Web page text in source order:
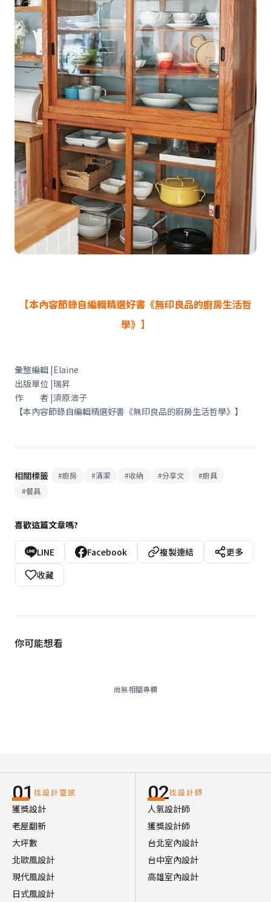
【本內容節錄自編輯精選好書《無印良品的廚房生活哲
學》】
彙整編輯 |Elaine
出版單位 |瑞昇
作 者 |須原浩子
【本內容節錄自編輯精選好書《無印良品的廚房生活哲學》】
相關標籤 #廚房 #清潔 #收納 #分享文 #廚具
#餐具
喜歡這篇文章嗎?
LINE Facebook 複製連結
更多
收藏
你可能想看
尚無相關專欄
01 找設計靈感
獲獎設計
老屋翻新
大坪數
北歐風設計
現代風設計
日式風設計
02找設計師
人氣設計師
獲獎設計師
台北室內設計
台中室內設計
高雄室內設計